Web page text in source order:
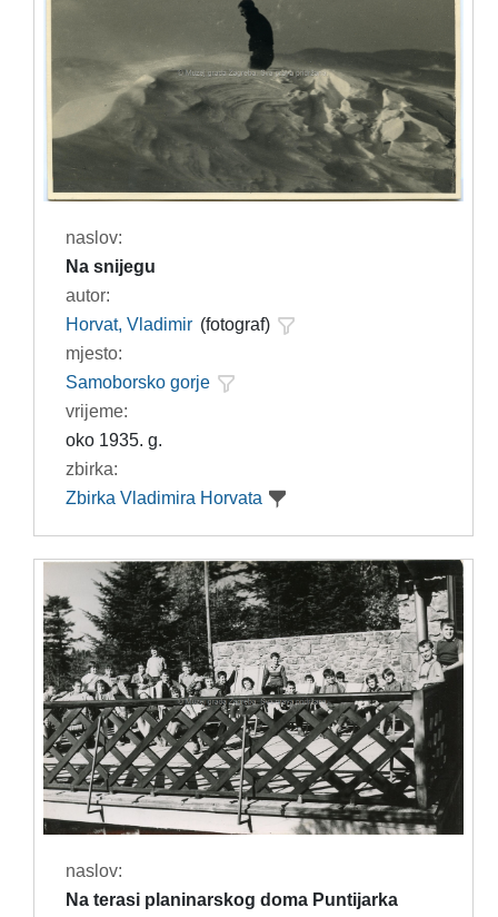
naslov:
Na snijegu
autor:
Horvat, Vladimir (fotograf)
mjesto:
Samoborsko gorje
vrijeme:
oko 1935. g.
zbirka:
Zbirka Vladimira Horvata
naslov:
Na terasi planinarskog doma Puntijarka